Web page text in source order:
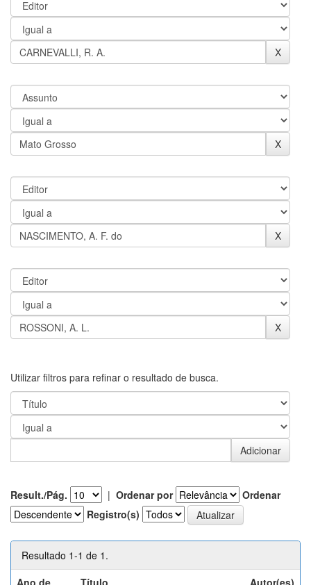
Utilizar filtros para refinar o resultado de busca.
Result./Pág. | Ordenar por
Ordenar
Registro(s)
Resultado 1-1 de 1.
Ano de
Título Autor(es)